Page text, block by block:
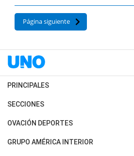
Página siguiente
PRINCIPALES
Últimas Noticias
Política
SECCIONES
Horóscopo
Motores
OVACIÓN DEPORTES
Fútbol
GRUPO AMÉRICA INTERIOR